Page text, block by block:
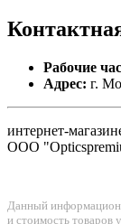
Рабочие
Адрес: г.
интернет-
ООО
Данный
и стоимость товаров